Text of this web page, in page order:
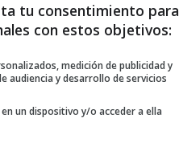
tu consentimiento para
con estos objetivos:
medición de publicidad y
audiencia y desarrollo de servicios
un dispositivo y/o acceder a ella